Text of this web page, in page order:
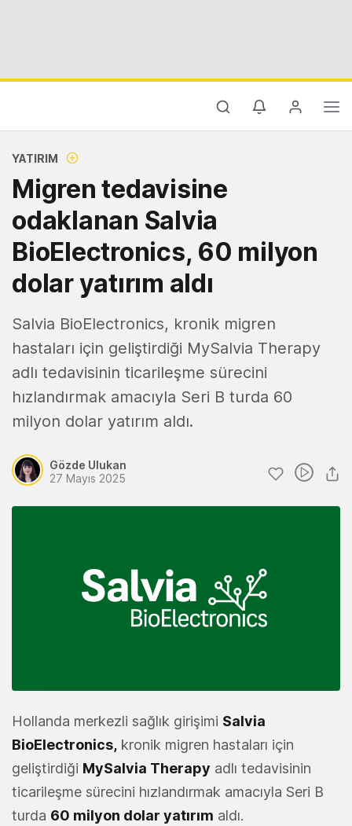
YATIRIM
Migren tedavisine
odaklanan Salvia
BioElectronics, 60 milyon
dolar yatırım aldı
Salvia BioElectronics, kronik migren
hastaları için geliştirdiği MySalvia Therapy
adlı tedavisinin ticarileşme sürecini
hızlandırmak amacıyla Seri B turda 60
milyon dolar yatırım aldı.
Gözde Ulukan
27 Mayıs 2025
Hollanda merkezli sağlık girişimi Salvia
BioElectronics, kronik migren hastaları için
geliştirdiği MySalvia Therapy adlı tedavisinin
ticarileşme sürecini hızlandırmak amacıyla Seri B
turda 60 milyon dolar yatırım aldı.